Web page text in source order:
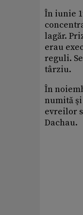
În iunie
lagăr.
erau
reguli.
târziu.
În
numită
evreilor
Dachau.